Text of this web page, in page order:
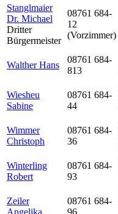
Stanglmaier
Dr. Michael
Dritter
Bürgermeister
08761 684-
12
(Vorzimmer)
Walther Hans
08761 684-
813
Wiesheu
Sabine
08761 684-
44
Wimmer
Christoph
08761 684-
36
Winterling
Robert
08761 684-
93
Zeiler
Angelika
08761 684-
96